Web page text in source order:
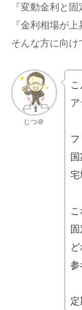
『変動金利と
『金利相場が
そんな方に向け
じつ＠
こ
宅
参